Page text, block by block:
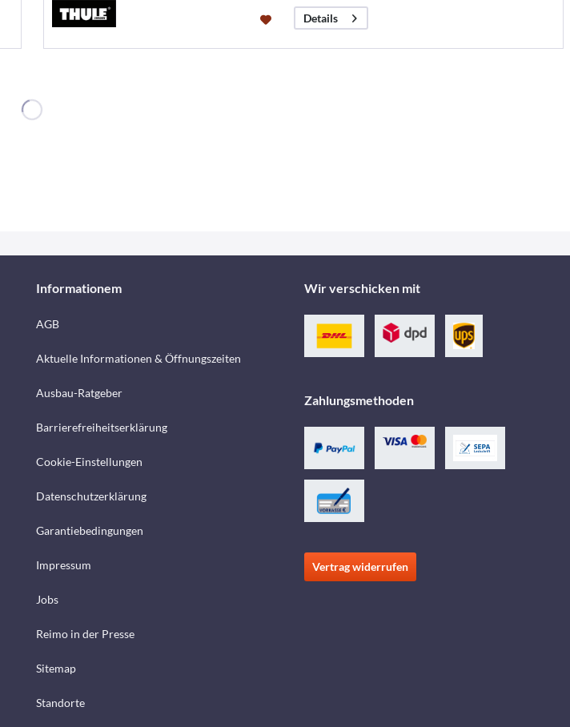
Details
Informationem
AGB
Aktuelle Informationen & Öffnungszeiten
Ausbau-Ratgeber
Barrierefreiheitserklärung
Cookie-Einstellungen
Datenschutzerklärung
Garantiebedingungen
Impressum
Jobs
Reimo in der Presse
Sitemap
Standorte
Wir verschicken mit
Zahlungsmethoden
Vertrag widerrufen